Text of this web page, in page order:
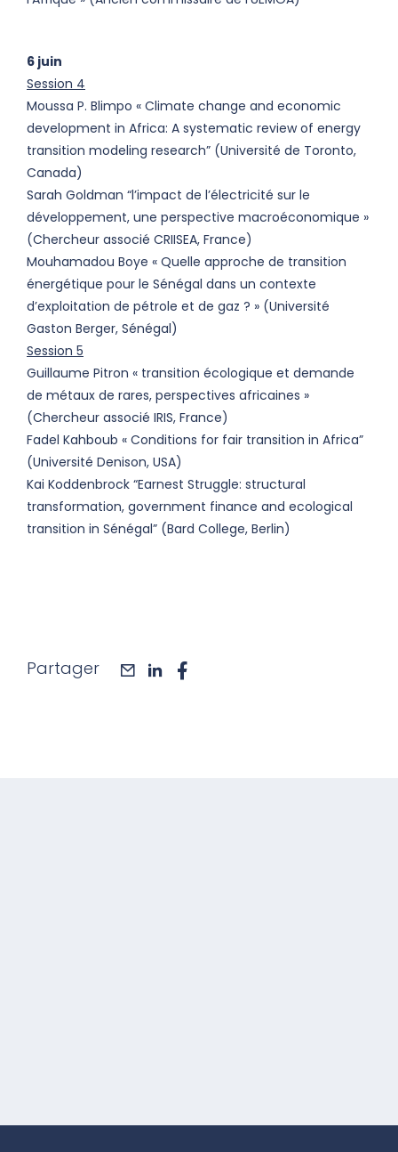
6 juin
Session 4
Moussa P. Blimpo « Climate change and economic
development in Africa: A systematic review of energy
transition modeling research” (Université de Toronto,
Canada)
Sarah Goldman “l’impact de l’électricité sur le
développement, une perspective macroéconomique »
(Chercheur associé CRIISEA, France)
Mouhamadou Boye « Quelle approche de transition
énergétique pour le Sénégal dans un contexte
d’exploitation de pétrole et de gaz ? » (Université
Gaston Berger, Sénégal)
Session 5
Guillaume Pitron « transition écologique et demande
de métaux de rares, perspectives africaines »
(Chercheur associé IRIS, France)
Fadel Kahboub « Conditions for fair transition in Africa”
(Université Denison, USA)
Kai Koddenbrock “Earnest Struggle: structural
transformation, government finance and ecological
transition in Sénégal” (Bard College, Berlin)
Partager maillinkedin